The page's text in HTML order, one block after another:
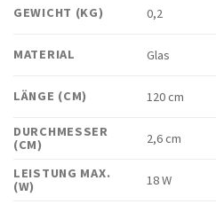
GEWICHT (KG) 0,2
MATERIAL Glas
LÄNGE (CM) 120 cm
DURCHMESSER
(CM)
2,6 cm
LEISTUNG MAX.
(W)
18 W